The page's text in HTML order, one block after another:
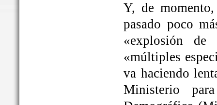
Y, de
pasado poco
«explosión
«múltiples
va haciendo
Ministerio